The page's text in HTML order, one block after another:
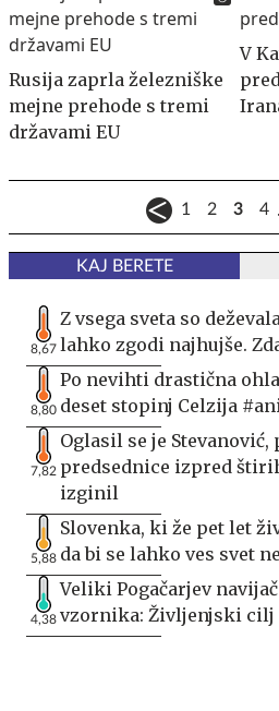
Rusija zaprla železniške
mejne prehode s tremi
državami EU
V
1 2 3 4
KAJ BERETE
8,67
Z vsega sveta so
lahko zgodi najhujše.
8,80
Po nevihti drastična
deset stopinj Celzija
7,82
Oglasil se je Stevanović,
predsednice izpred
izginil
5,88
Slovenka, ki že pet let
da bi se lahko ves svet
4,38
Veliki Pogačarjev
vzornika: Življenjski cilj